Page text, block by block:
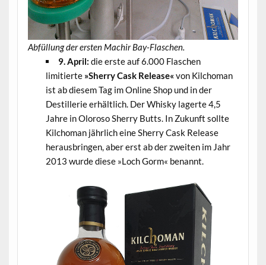
Abfüllung der ersten Machir Bay-Flaschen.
9. April:die erste auf 6.000 Flaschen
limitierte »Sherry Cask Release«von Kilchoman
ist ab diesem Tag im Online Shop und in der
Destillerie erhältlich. Der Whisky lagerte 4,5
Jahre in Oloroso Sherry Butts. In Zukunft sollte
Kilchoman jährlich eine Sherry Cask Release
herausbringen, aber erst ab der zweiten im Jahr
2013 wurde diese »Loch Gorm« benannt.